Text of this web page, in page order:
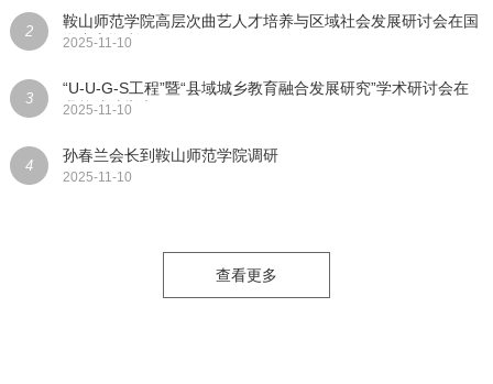
2
鞍山师范学院高层次曲艺人才培养与区域社会发展研讨会在国
学中心顺利召开
2025-11-10
3
“U-U-G-S工程”暨“县域城乡教育融合发展研究”学术研讨会在
我校成功举办
2025-11-10
4
孙春兰会长到鞍山师范学院调研
2025-11-10
查看更多